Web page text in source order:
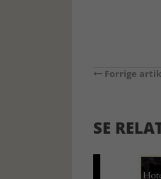
Forrige
SE